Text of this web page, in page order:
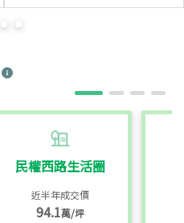
民權西路生活圈
近半年成交價
94.1萬/坪